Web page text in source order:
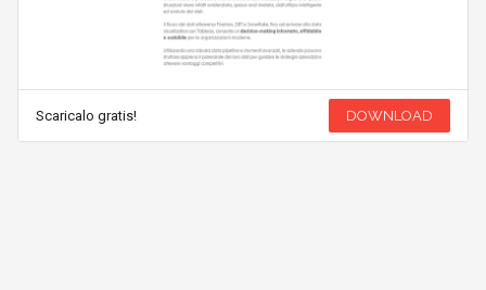
Scaricalo gratis! DOWNLOAD